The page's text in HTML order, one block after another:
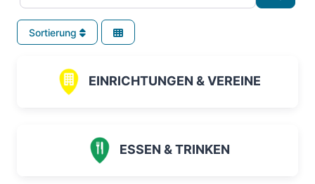
Sortierung
EINRICHTUNGEN & VEREINE
ESSEN & TRINKEN